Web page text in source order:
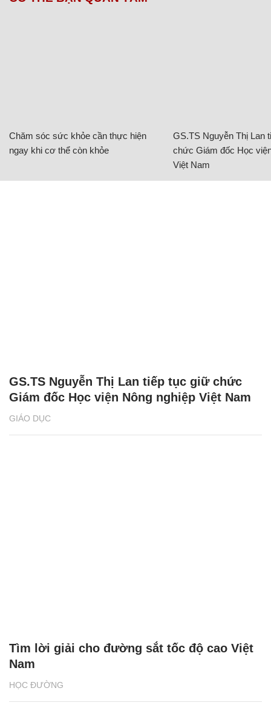
Chăm sóc sức khỏe cần thực hiện
ngay khi cơ thể còn khỏe
GS.TS Nguyễn Thị Lan
chức Giám đốc Học
Việt Nam
GIÁO DỤC
GS.TS Nguyễn Thị Lan tiếp tục giữ chức
Giám đốc Học viện Nông nghiệp Việt Nam
HỌC ĐƯỜNG
Tìm lời giải cho đường sắt tốc độ cao Việt
Nam